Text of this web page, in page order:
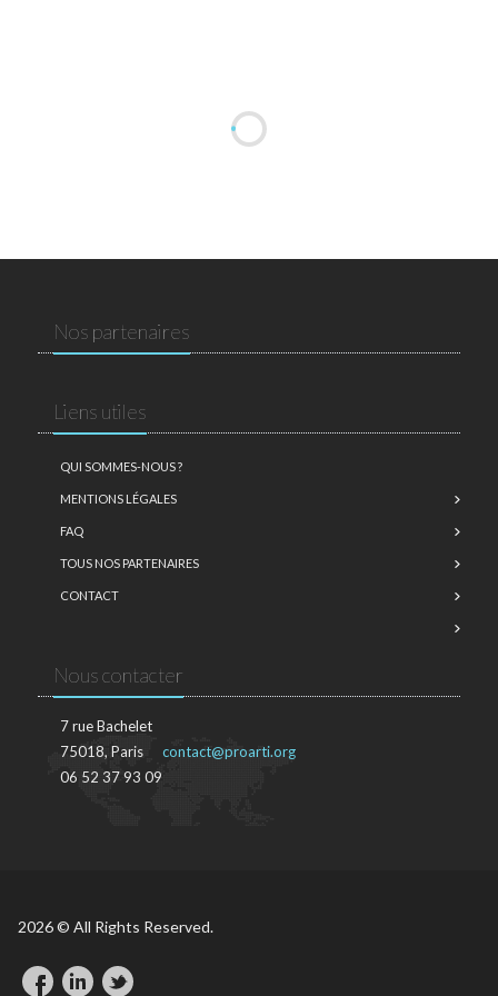
Nos partenaires
Liens utiles
QUI SOMMES-NOUS ?
MENTIONS LÉGALES
FAQ
TOUS NOS PARTENAIRES
CONTACT
Nous contacter
7 rue Bachelet
75018, Paris
06 52 37 93 09
contact@proarti.org
2026 © All Rights Reserved.